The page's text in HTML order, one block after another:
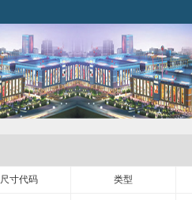
尺寸代码 类型